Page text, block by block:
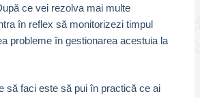
ce vei rezolva mai multe
în reflex să monitorizezi timpul
probleme în gestionarea acestuia la
să faci este să pui în practică ce ai